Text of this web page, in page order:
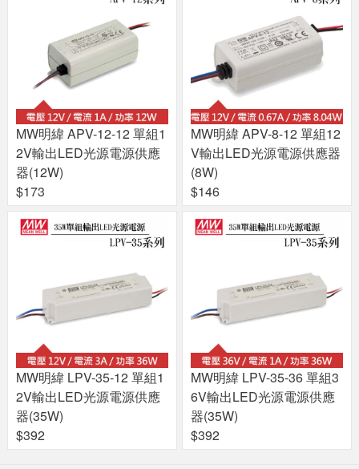
MW明緯 APV-12-12 單組1
2V輸出LED光源電源供應
器(12W)
$173
MW明緯 APV-8-12 單組12
V輸出LED光源電源供應器
(8W)
$146
MW明緯 LPV-35-12 單組1
2V輸出LED光源電源供應
器(35W)
$392
MW明緯 LPV-35-36 單組3
6V輸出LED光源電源供應
器(35W)
$392